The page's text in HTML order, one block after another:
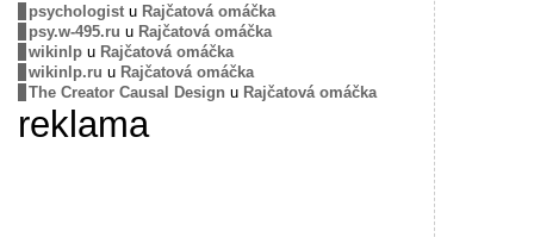
psychologistu Rajčatová omáčka
psy.w-495.ru u Rajčatová omáčka
wikinlpu Rajčatová omáčka
wikinlp.ru u Rajčatová omáčka
The Creator Causal Design u Rajčatová omáčka
reklama